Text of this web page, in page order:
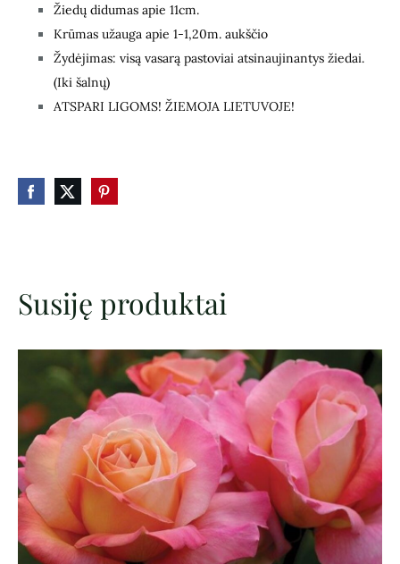
Žiedų didumas apie 11cm.
Krūmas užauga apie 1-1,20m. aukščio
Žydėjimas: visą vasarą pastoviai atsinaujinantys žiedai.
(Iki šalnų)
ATSPARI LIGOMS! ŽIEMOJA LIETUVOJE!
Susiję produktai